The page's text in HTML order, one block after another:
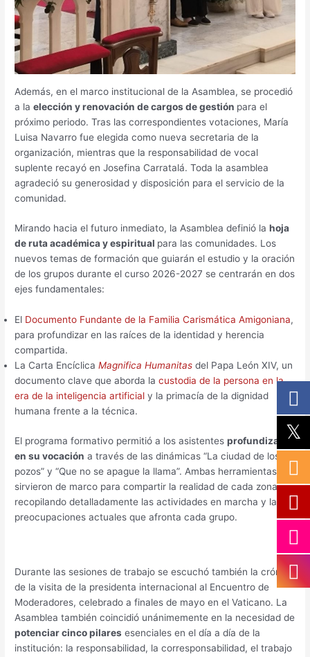
Además, en el marco institucional de la Asamblea, se procedió
a laelección y renovación de cargos de gestión para el
próximo periodo. Tras las correspondientes votaciones, María
Luisa Navarro fue elegida como nueva secretaria de la
organización, mientras que la responsabilidad de vocal
suplente recayó en Josefina Carratalá. Toda la asamblea
agradeció su generosidad y disposición para el servicio de la
comunidad.
Mirando hacia el futuro inmediato, la Asamblea definió lahoja
de ruta académica y espiritual para las comunidades. Los
nuevos temas de formación que guiarán el estudio y la oración
de los grupos durante el curso 2026-2027 se centrarán en dos
ejes fundamentales:
El Documento Fundante de la Familia Carismática Amigoniana,
para profundizar en las raíces de la identidad y herencia
compartida.
La Carta EncíclicaMagnifica Humanitas del Papa León XIV, un
documento clave que aborda lacustodia de la persona en la
era de la inteligencia artificial y la primacía de la dignidad
humana frente a la técnica.
El programa formativo permitió a los asistentesprofundizar
en su vocación a través de las dinámicas “La ciudad de los
pozos” y “Que no se apague la llama”. Ambas herramientas
sirvieron de marco para compartir la realidad de cada zona,
recopilando detalladamente las actividades en marcha y las
preocupaciones actuales que afronta cada grupo.
Durante las sesiones de trabajo se escuchó también la crónica
de la visita de la presidenta internacional al Encuentro de
Moderadores, celebrado a finales de mayo en el Vaticano. La
Asamblea también coincidió unánimemente en la necesidad de
potenciar cinco pilares esenciales en el día a día de la
institución: la responsabilidad, la corresponsabilidad, el trabajo